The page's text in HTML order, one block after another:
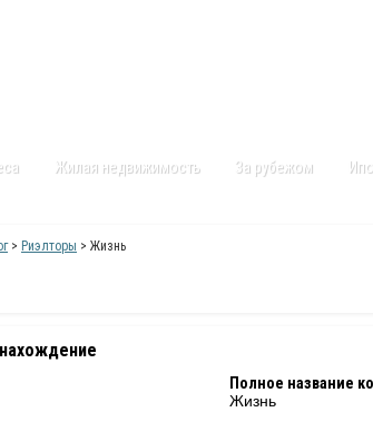
Жилая недвижимость За рубежом
> Риэлторы > Жизнь
Полное название
Жизнь